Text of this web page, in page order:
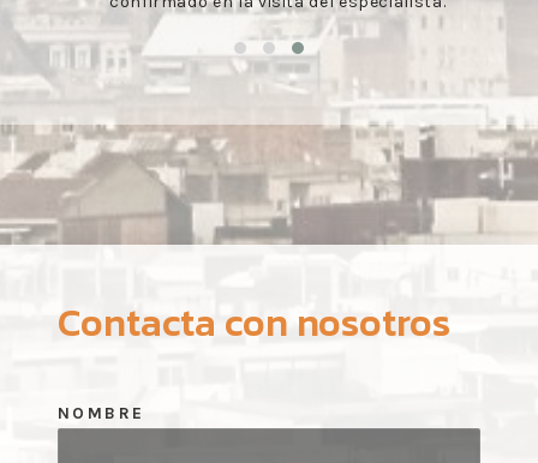
Contacta con nosotros
NOMBRE